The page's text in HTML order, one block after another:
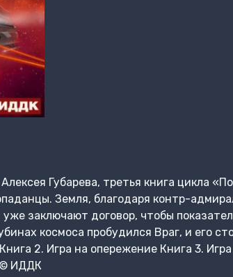
Губарева, третья книга цикла
Земля, благодаря контр-
заключают договор, чтобы
космоса пробудился Враг, и его
2. Игра на опережение Книга 3.
© ИДДК